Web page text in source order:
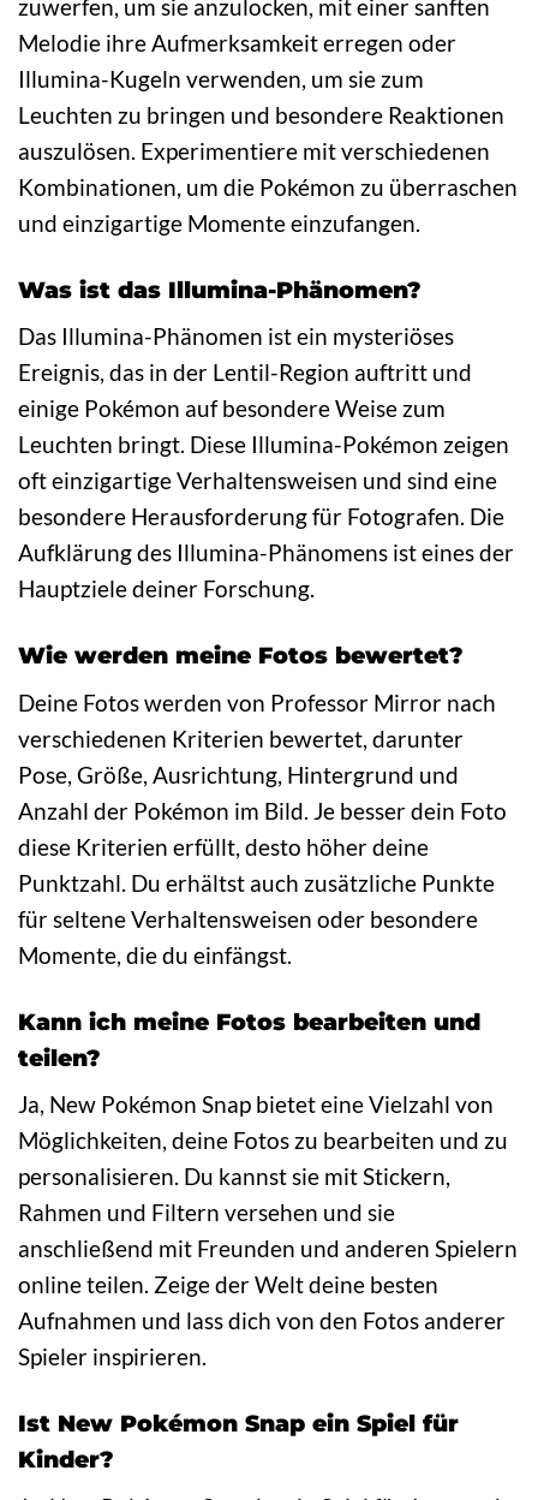
zuwerfen, um sie anzulocken, mit einer sanften
Melodie ihre Aufmerksamkeit erregen oder
Illumina-Kugeln verwenden, um sie zum
Leuchten zu bringen und besondere Reaktionen
auszulösen. Experimentiere mit verschiedenen
Kombinationen, um die Pokémon zu überraschen
und einzigartige Momente einzufangen.
Was ist das Illumina-Phänomen?
Das Illumina-Phänomen ist ein mysteriöses
Ereignis, das in der Lentil-Region auftritt und
einige Pokémon auf besondere Weise zum
Leuchten bringt. Diese Illumina-Pokémon zeigen
oft einzigartige Verhaltensweisen und sind eine
besondere Herausforderung für Fotografen. Die
Aufklärung des Illumina-Phänomens ist eines der
Hauptziele deiner Forschung.
Wie werden meine Fotos bewertet?
Deine Fotos werden von Professor Mirror nach
verschiedenen Kriterien bewertet, darunter
Pose, Größe, Ausrichtung, Hintergrund und
Anzahl der Pokémon im Bild. Je besser dein Foto
diese Kriterien erfüllt, desto höher deine
Punktzahl. Du erhältst auch zusätzliche Punkte
für seltene Verhaltensweisen oder besondere
Momente, die du einfängst.
Kann ich meine Fotos bearbeiten und
teilen?
Ja, New Pokémon Snap bietet eine Vielzahl von
Möglichkeiten, deine Fotos zu bearbeiten und zu
personalisieren. Du kannst sie mit Stickern,
Rahmen und Filtern versehen und sie
anschließend mit Freunden und anderen Spielern
online teilen. Zeige der Welt deine besten
Aufnahmen und lass dich von den Fotos anderer
Spieler inspirieren.
Ist New Pokémon Snap ein Spiel für
Kinder?